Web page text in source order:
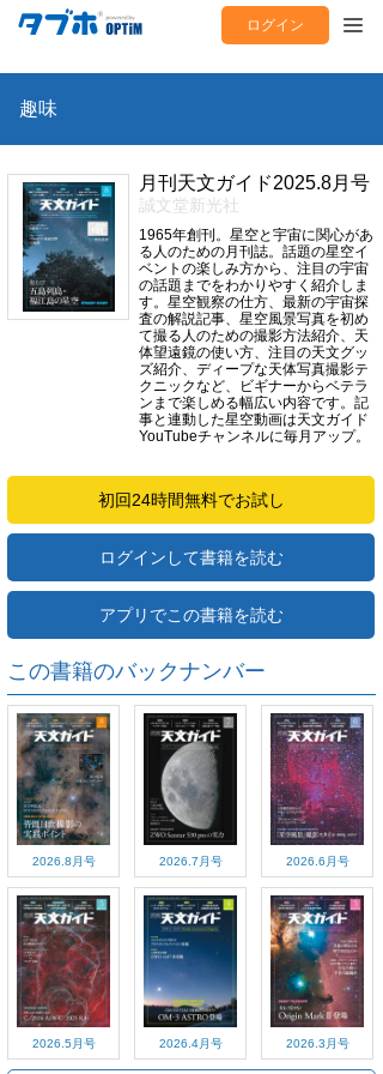
ログイン
趣味
月刊天文ガイド2025.8月号
誠文堂新光社
1965年創刊。星空と宇宙に関心があ
る人のための月刊誌。話題の星空イ
ベントの楽しみ方から、注目の宇宙
の話題までをわかりやすく紹介しま
す。星空観察の仕方、最新の宇宙探
査の解説記事、星空風景写真を初め
て撮る人のための撮影方法紹介、天
体望遠鏡の使い方、注目の天文グッ
ズ紹介、ディープな天体写真撮影テ
クニックなど、ビギナーからベテラ
ンまで楽しめる幅広い内容です。記
事と連動した星空動画は天文ガイド
YouTubeチャンネルに毎月アップ。
初回24時間無料でお試し
ログインして書籍を読む
アプリでこの書籍を読む
この書籍のバックナンバー
2026.8月号 2026.7月号 2026.6月号
2026.5月号 2026.4月号 2026.3月号